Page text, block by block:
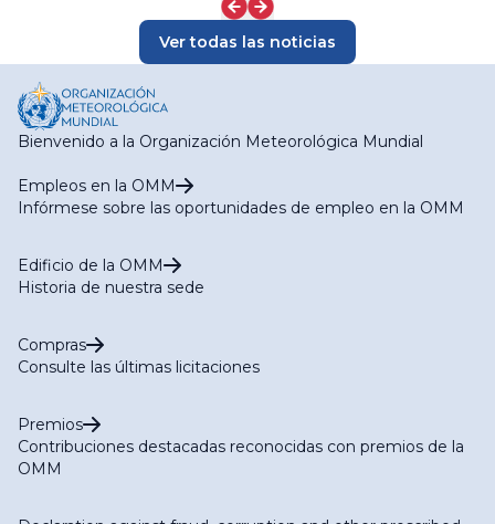
Ver todas las noticias
Bienvenido a la Organización Meteorológica Mundial
Empleos en la OMM
Infórmese sobre las oportunidades de empleo en la OMM
Edificio de la OMM
Historia de nuestra sede
Compras
Consulte las últimas licitaciones
Premios
Contribuciones destacadas reconocidas con premios de la
OMM